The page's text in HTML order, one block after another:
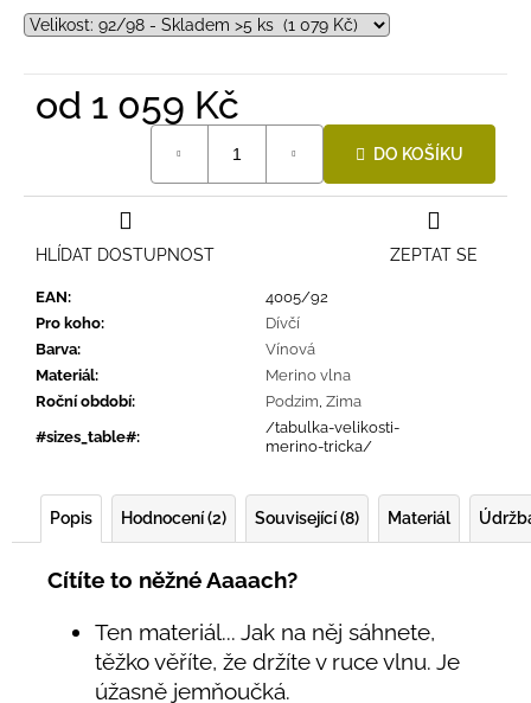
od 1 059 Kč
DO KOŠÍKU
EAN:
4005/92
Pro koho:
Dívčí
Barva:
Vínová
Materiál:
Merino vlna
Roční období: Podzim, Zima
#sizes_table#:
/tabulka-velikosti-
merino-tricka/
ZEPTAT SE
HLÍDAT DOSTUPNOST
Popis Hodnocení (2) Související (8) Materiál
Cítíte to něžné Aaaach?
Ten materiál... Jak na něj sáhnete,
těžko věříte, že držíte v ruce vlnu. Je
úžasně jemňoučká.